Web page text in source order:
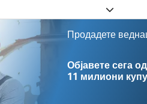
Продадете
Објавете сега
11 милиони